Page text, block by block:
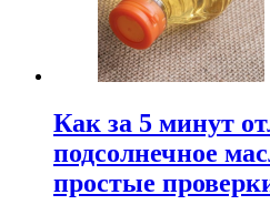
Как за 5 минут
подсолнечное
простые